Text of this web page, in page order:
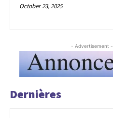
October 23, 2025
- Advertisement -
Dernières